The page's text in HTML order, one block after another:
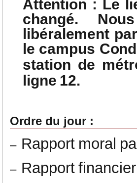
Attention : Le
changé.
Nous
libéralement par
le campus
station de
ligne 12.
Ordre du jour :
– Rapport moral
– Rapport financier